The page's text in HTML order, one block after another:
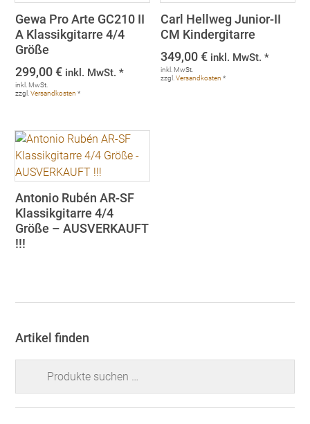
Gewa Pro Arte GC210 II
A Klassikgitarre 4/4
Größe
299,00€ inkl. MwSt. *
inkl. MwSt.
zzgl.Versandkosten *
Carl Hellweg Junior-II
CM Kindergitarre
349,00€ inkl. MwSt. *
inkl. MwSt.
zzgl.Versandkosten *
Antonio Rubén AR-SF
Klassikgitarre 4/4
Größe – AUSVERKAUFT
!!!
Artikel finden